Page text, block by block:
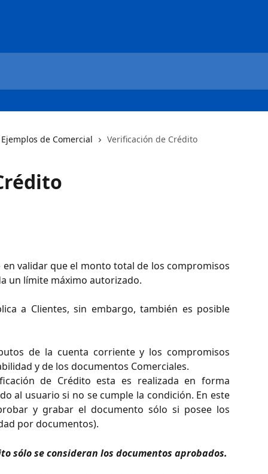
Ejemplos de Comercial Verificación de Crédito
validar que el monto total de los compromisos
un límite máximo autorizado.
a Clientes, sin embargo, también es posible
de la cuenta corriente y los compromisos
y de los documentos Comerciales.
de Crédito esta es realizada en forma
al usuario si no se cumple la condición. En este
y grabar el documento sólo si posee los
por documentos).
sólo se consideran los documentos aprobados.